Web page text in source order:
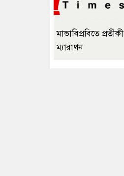
মাভাবিপ্রবিতে প্রতীকী
ম্যারাথন ‎